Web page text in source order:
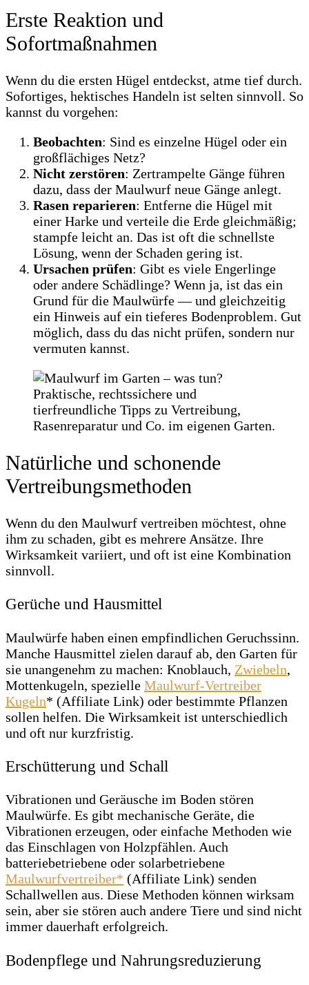
Erste Reaktion und
Sofortmaßnahmen
Wenn du die ersten Hügel entdeckst, atme tief durch.
Sofortiges, hektisches Handeln ist selten sinnvoll. So
kannst du vorgehen:
Beobachten: Sind es einzelne Hügel oder ein
großflächiges Netz?
Nicht zerstören: Zertrampelte Gänge führen
dazu, dass der Maulwurf neue Gänge anlegt.
Rasen reparieren: Entferne die Hügel mit
einer Harke und verteile die Erde gleichmäßig;
stampfe leicht an. Das ist oft die schnellste
Lösung, wenn der Schaden gering ist.
Ursachen prüfen: Gibt es viele Engerlinge
oder andere Schädlinge? Wenn ja, ist das ein
Grund für die Maulwürfe — und gleichzeitig
ein Hinweis auf ein tieferes Bodenproblem. Gut
möglich, dass du das nicht prüfen, sondern nur
vermuten kannst.
Natürliche und schonende
Vertreibungsmethoden
Wenn du den Maulwurf vertreiben möchtest, ohne
ihm zu schaden, gibt es mehrere Ansätze. Ihre
Wirksamkeit variiert, und oft ist eine Kombination
sinnvoll.
Gerüche und Hausmittel
Maulwürfe haben einen empfindlichen Geruchssinn.
Manche Hausmittel zielen darauf ab, den Garten für
sie unangenehm zu machen: Knoblauch, Zwiebeln,
Mottenkugeln, spezielle Maulwurf-Vertreiber
Kugeln* (Affiliate Link) oder bestimmte Pflanzen
sollen helfen. Die Wirksamkeit ist unterschiedlich
und oft nur kurzfristig.
Erschütterung und Schall
Vibrationen und Geräusche im Boden stören
Maulwürfe. Es gibt mechanische Geräte, die
Vibrationen erzeugen, oder einfache Methoden wie
das Einschlagen von Holzpfählen. Auch
batteriebetriebene oder solarbetriebene
Maulwurfvertreiber* (Affiliate Link) senden
Schallwellen aus. Diese Methoden können wirksam
sein, aber sie stören auch andere Tiere und sind nicht
immer dauerhaft erfolgreich.
Bodenpflege und Nahrungsreduzierung